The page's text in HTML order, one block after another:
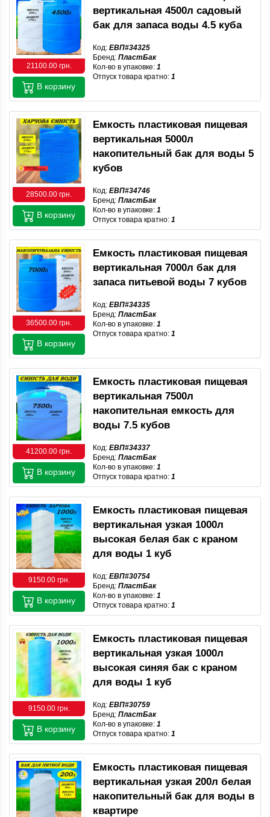
21100.00 грн.
вертикальная 4500л садовый
бак для запаса воды 4.5 куба
Код: ЕВП#34325
Бренд: ПластБак
Кол-во в упаковке: 1
Отпуск товара кратно: 1
В корзину
28500.00 грн.
Емкость пластиковая пищевая
вертикальная 5000л
накопительный бак для воды 5
кубов
Код: ЕВП#34746
Бренд: ПластБак
Кол-во в упаковке: 1
Отпуск товара кратно: 1
В корзину
36500.00 грн.
Емкость пластиковая пищевая
вертикальная 7000л бак для
запаса питьевой воды 7 кубов
Код: ЕВП#34335
Бренд: ПластБак
Кол-во в упаковке: 1
Отпуск товара кратно: 1
В корзину
41200.00 грн.
Емкость пластиковая пищевая
вертикальная 7500л
накопительная емкость для
воды 7.5 кубов
Код: ЕВП#34337
Бренд: ПластБак
Кол-во в упаковке: 1
Отпуск товара кратно: 1
В корзину
9150.00 грн.
Емкость пластиковая пищевая
вертикальная узкая 1000л
высокая белая бак с краном
для воды 1 куб
Код: ЕВП#30754
Бренд: ПластБак
Кол-во в упаковке: 1
Отпуск товара кратно: 1
В корзину
9150.00 грн.
Емкость пластиковая пищевая
вертикальная узкая 1000л
высокая синяя бак с краном
для воды 1 куб
Код: ЕВП#30759
Бренд: ПластБак
Кол-во в упаковке: 1
Отпуск товара кратно: 1
В корзину
Емкость пластиковая пищевая
вертикальная узкая 200л белая
накопительный бак для воды в
квартире